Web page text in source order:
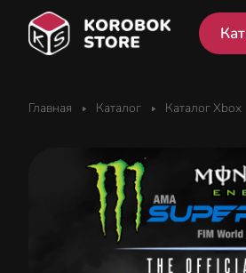
Главная Каталог Каталог Xbox